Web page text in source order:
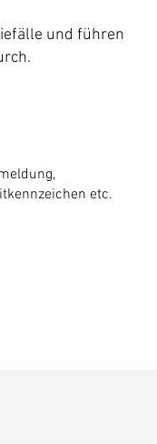
etc.
und führen